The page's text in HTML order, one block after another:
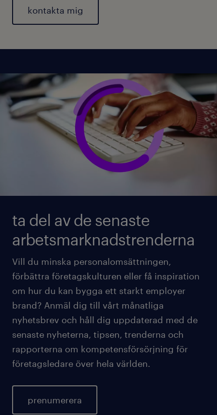
ta del av de senaste
arbetsmarknadstrenderna
Vill du minska personalomsättningen,
förbättra företagskulturen eller få inspiration
om hur du kan bygga ett starkt employer
brand? Anmäl dig till vårt månatliga
nyhetsbrev och håll dig uppdaterad med de
senaste nyheterna, tipsen, trenderna och
rapporterna om kompetensförsörjning för
företagsledare över hela världen.
prenumerera